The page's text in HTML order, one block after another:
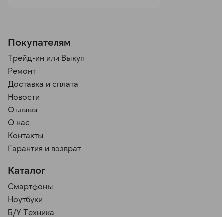
Покупателям
Трейд-ин или Выкуп
Ремонт
Доставка и оплата
Новости
Отзывы
О нас
Контакты
Гарантия и возврат
Каталог
Смартфоны
Ноутбуки
Б/У Техника